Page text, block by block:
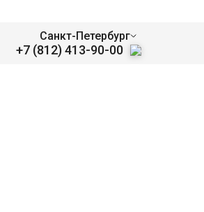
Санкт-Петербург
+7 (812) 413-90-00